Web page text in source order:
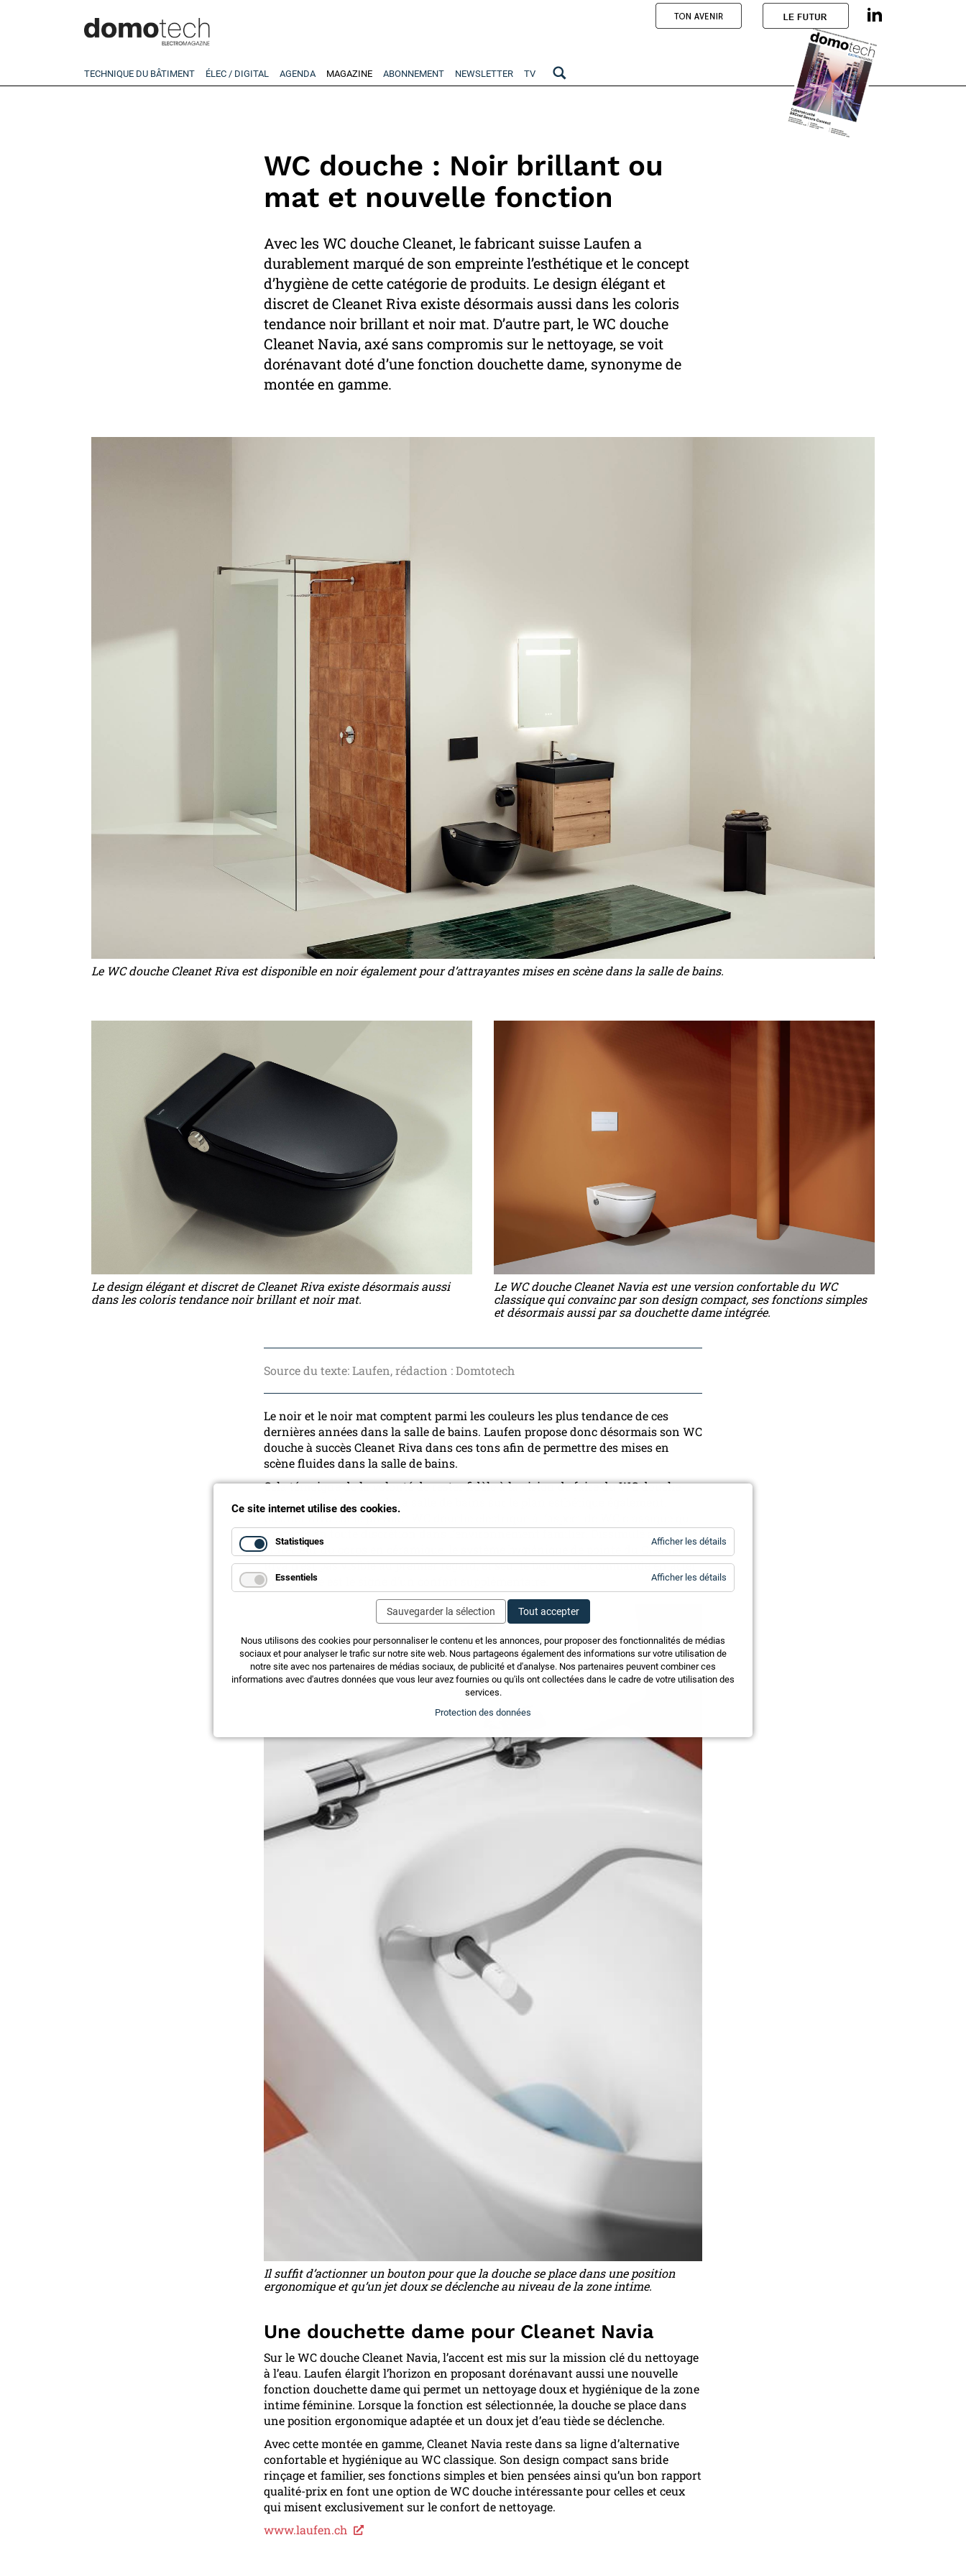
TECHNIQUE DU BÂTIMENT ÉLEC / DIGITAL AGENDA MAGAZINE ABONNEMENT NEWSLETTER TV
WC douche : Noir brillant ou
mat et nouvelle fonction
Avec les WC douche Cleanet, le fabricant suisse Laufen a
durablement marqué de son empreinte l’esthétique et le concept
d’hygiène de cette catégorie de produits. Le design élégant et
discret de Cleanet Riva existe désormais aussi dans les coloris
tendance noir brillant et noir mat. D’autre part, le WC douche
Cleanet Navia, axé sans compromis sur le nettoyage, se voit
dorénavant doté d’une fonction douchette dame, synonyme de
montée en gamme.
Le WC douche Cleanet Riva est disponible en noir également pour d’attrayantes mises en scène dans la salle de bains.
Le design élégant et discret de Cleanet Riva existe désormais aussi
dans les coloris tendance noir brillant et noir mat.
Le WC douche Cleanet Navia est une version confortable du WC
classique qui convainc par son design compact, ses fonctions simples
et désormais aussi par sa douchette dame intégrée.
Source du texte: Laufen, rédaction : Domtotech
Le noir et le noir mat comptent parmi les couleurs les plus tendance de ces
dernières années dans la salle de bains. Laufen propose donc désormais son WC
douche à succès Cleanet Riva dans ces tons afin de permettre des mises en
scène fluides dans la salle de bains.
Cela témoigne de la volonté de rester fidèle à la vision de faire du WC douche
une partie intégrante de la salle de bains sur le plan esthétique également.
s’intègre en toute discrétion dans l’environnement familier. Dissimulé à
l’intérieur du corps en céramique, le système hygiénique de pointe du Cleanet
Riva n’est pas visible au premier regard, et seul le bouton de commande en acier
inoxydable est le signe d’un confort supplémentaire.
Il suffit d’actionner un bouton pour que la douche se place dans une position
ergonomique et qu’un jet doux se déclenche au niveau de la zone intime.
Une douchette dame pour Cleanet Navia
Sur le WC douche Cleanet Navia, l’accent est mis sur la mission clé du nettoyage
à l’eau. Laufen élargit l’horizon en proposant dorénavant aussi une nouvelle
fonction douchette dame qui permet un nettoyage doux et hygiénique de la zone
intime féminine. Lorsque la fonction est sélectionnée, la douche se place dans
une position ergonomique adaptée et un doux jet d’eau tiède se déclenche.
Avec cette montée en gamme, Cleanet Navia reste dans sa ligne d’alternative
confortable et hygiénique au WC classique. Son design compact sans bride
rinçage et familier, ses fonctions simples et bien pensées ainsi qu’un bon rapport
qualité-prix en font une option de WC douche intéressante pour celles et ceux
qui misent exclusivement sur le confort de nettoyage.
www.laufen.ch
Ce site internet utilise des cookies.
Statistiques Afficher les détails
Essentiels Afficher les détails
Sauvegarder la sélection Tout accepter
Nous utilisons des cookies pour personnaliser le contenu et les annonces, pour proposer des fonctionnalités de médias
sociaux et pour analyser le trafic sur notre site web. Nous partageons également des informations sur votre utilisation de
notre site avec nos partenaires de médias sociaux, de publicité et d'analyse. Nos partenaires peuvent combiner ces
informations avec d'autres données que vous leur avez fournies ou qu'ils ont collectées dans le cadre de votre utilisation des
services.
Protection des données